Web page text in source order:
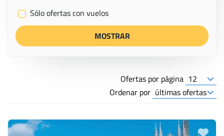
✔ Sólo ofertas con vuelos
MOSTRAR
Ofertas por página
Ordenar por